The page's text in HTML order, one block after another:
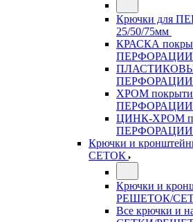
Крючки для
25/50/75мм
КРАСКА
ПЕРФОРАЦИИ
ПЕРФОРАЦИИ
ХРОМ
ПЕРФОРАЦИИ
ЦИНК-ХРОМ
ПЕРФОРАЦИИ
Крючки и
СЕТОК
Крючки и
РЕШЕТОК/
Все крючки и